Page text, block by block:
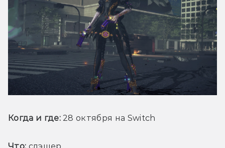
Когда и где: 28 октября на Switch